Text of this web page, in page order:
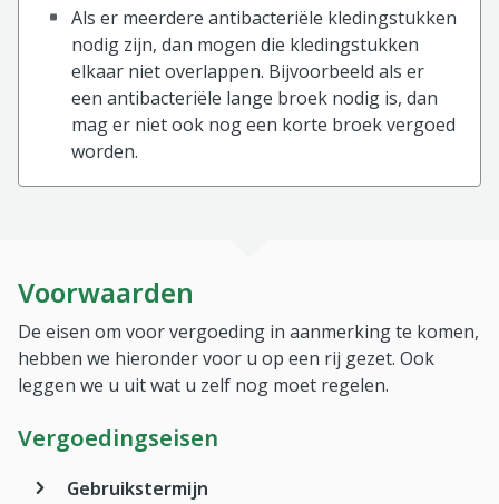
Als er meerdere antibacteriële kledingstukken
nodig zijn, dan mogen die kledingstukken
elkaar niet overlappen. Bijvoorbeeld als er
een antibacteriële lange broek nodig is, dan
mag er niet ook nog een korte broek vergoed
worden.
Voorwaarden
De eisen om voor vergoeding in aanmerking te komen,
hebben we hieronder voor u op een rij gezet. Ook
leggen we u uit wat u zelf nog moet regelen.
Vergoedingseisen
Gebruikstermijn